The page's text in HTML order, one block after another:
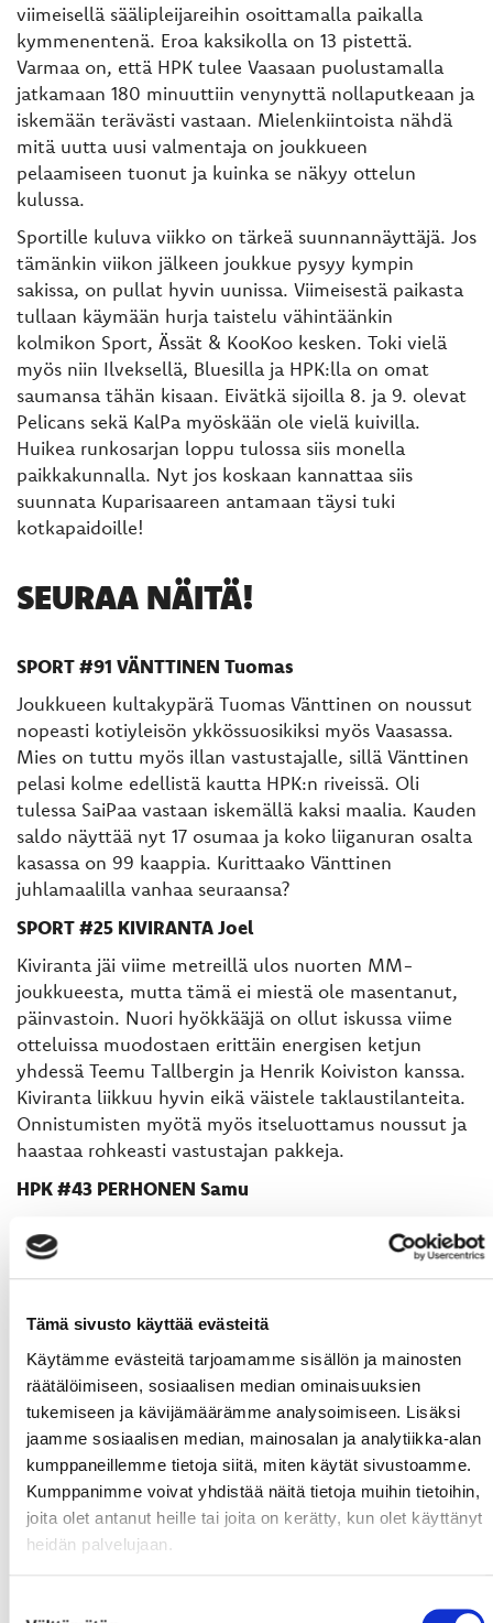
Tämä sivusto käyttää evästeitä
Käytämme evästeitä tarjoamamme sisällön ja mainosten
räätälöimiseen, sosiaalisen median ominaisuuksien
tukemiseen ja kävijämäärämme analysoimiseen. Lisäksi
jaamme sosiaalisen median, mainosalan ja analytiikka-alan
kumppaneillemme tietoja siitä, miten käytät sivustoamme.
Kumppanimme voivat yhdistää näitä tietoja muihin tietoihin,
joita olet antanut heille tai joita on kerätty, kun olet käyttänyt
heidän palvelujaan.
viimeisellä säälipleijareihin osoittamalla paikalla
kymmenentenä. Eroa kaksikolla on 13 pistettä.
Varmaa on, että HPK tulee Vaasaan puolustamalla
jatkamaan 180 minuuttiin venynyttä nollaputkeaan ja
iskemään terävästi vastaan. Mielenkiintoista nähdä
mitä uutta uusi valmentaja on joukkueen
pelaamiseen tuonut ja kuinka se näkyy ottelun
kulussa.
Sportille kuluva viikko on tärkeä suunnannäyttäjä. Jos
tämänkin viikon jälkeen joukkue pysyy kympin
sakissa, on pullat hyvin uunissa. Viimeisestä paikasta
tullaan käymään hurja taistelu vähintäänkin
kolmikon Sport, Ässät & KooKoo kesken. Toki vielä
myös niin Ilveksellä, Bluesilla ja HPK:lla on omat
saumansa tähän kisaan. Eivätkä sijoilla 8. ja 9. olevat
Pelicans sekä KalPa myöskään ole vielä kuivilla.
Huikea runkosarjan loppu tulossa siis monella
paikkakunnalla. Nyt jos koskaan kannattaa siis
suunnata Kuparisaareen antamaan täysi tuki
kotkapaidoille!
SEURAA NÄITÄ!
SPORT #91 VÄNTTINEN Tuomas
Joukkueen kultakypärä Tuomas Vänttinen on noussut
nopeasti kotiyleisön ykkössuosikiksi myös Vaasassa.
Mies on tuttu myös illan vastustajalle, sillä Vänttinen
pelasi kolme edellistä kautta HPK:n riveissä. Oli
tulessa SaiPaa vastaan iskemällä kaksi maalia. Kauden
saldo näyttää nyt 17 osumaa ja koko liiganuran osalta
kasassa on 99 kaappia. Kurittaako Vänttinen
juhlamaalilla vanhaa seuraansa?
SPORT #25 KIVIRANTA Joel
Kiviranta jäi viime metreillä ulos nuorten MM-
joukkueesta, mutta tämä ei miestä ole masentanut,
päinvastoin. Nuori hyökkääjä on ollut iskussa viime
otteluissa muodostaen erittäin energisen ketjun
yhdessä Teemu Tallbergin ja Henrik Koiviston kanssa.
Kiviranta liikkuu hyvin eikä väistele taklaustilanteita.
Onnistumisten myötä myös itseluottamus noussut ja
haastaa rohkeasti vastustajan pakkeja.
HPK #43 PERHONEN Samu
kolmesti ja joka kerta maalivahti on nollannut
Sportin. Viimeksi marraskuussa 0-2 voiton
Laurikainen on palannut rapakon taakse ja nyt
ykkösenä on häärinyt Kalpa-laina Perhonen. Jatkaako
Perhonen HPK:n putkea vai katkeaako se
Kuparisaaren torstai-illassa?
HPK #33 POLAK Vojtech
Tšekkihyökkääjä Vojtech Polak siirtyi suurin odotuksin
Ilveksestä Hämeenlinnaan. Alkukausi oli tahmea,
mutta pikkuhiljaa on Polak päässyt hyvin peliin